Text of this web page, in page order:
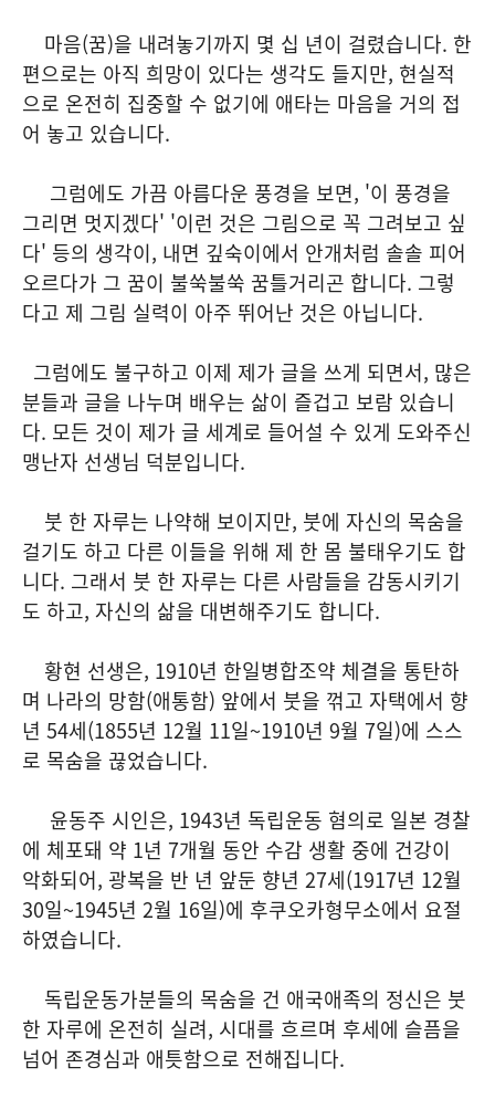
마음(꿈)을 내려놓기까지 몇 십 년이 걸렸습니다. 한
편으로는 아직 희망이 있다는 생각도 들지만, 현실적
으로 온전히 집중할 수 없기에 애타는 마음을 거의 접
어 놓고 있습니다.
그럼에도 가끔 아름다운 풍경을 보면, '이 풍경을
그리면 멋지겠다' '이런 것은 그림으로 꼭 그려보고 싶
다' 등의 생각이, 내면 깊숙이에서 안개처럼 솔솔 피어
오르다가 그 꿈이 불쑥불쑥 꿈틀거리곤 합니다. 그렇
다고 제 그림 실력이 아주 뛰어난 것은 아닙니다.
그럼에도 불구하고 이제 제가 글을 쓰게 되면서, 많은
분들과 글을 나누며 배우는 삶이 즐겁고 보람 있습니
다. 모든 것이 제가 글 세계로 들어설 수 있게 도와주신
맹난자 선생님 덕분입니다.
붓 한 자루는 나약해 보이지만, 붓에 자신의 목숨을
걸기도 하고 다른 이들을 위해 제 한 몸 불태우기도 합
니다. 그래서 붓 한 자루는 다른 사람들을 감동시키기
도 하고, 자신의 삶을 대변해주기도 합니다.
황현 선생은, 1910년 한일병합조약 체결을 통탄하
며 나라의 망함(애통함) 앞에서 붓을 꺾고 자택에서 향
년 54세(1855년 12월 11일~1910년 9월 7일)에 스스
로 목숨을 끊었습니다.
윤동주 시인은, 1943년 독립운동 혐의로 일본 경찰
에 체포돼 약 1년 7개월 동안 수감 생활 중에 건강이
악화되어, 광복을 반 년 앞둔 향년 27세(1917년 12월
30일~1945년 2월 16일)에 후쿠오카형무소에서 요절
하였습니다.
독립운동가분들의 목숨을 건 애국애족의 정신은 붓
한 자루에 온전히 실려, 시대를 흐르며 후세에 슬픔을
넘어 존경심과 애틋함으로 전해집니다.